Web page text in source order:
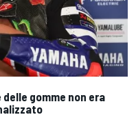
gomme non era